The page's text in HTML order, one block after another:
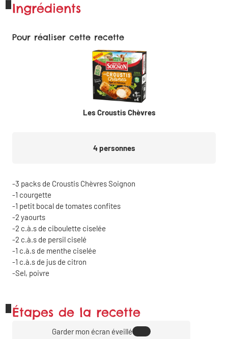
Ingrédients
Pour réaliser cette recette
Les Croustis Chèvres
4personnes
3 packs de Croustis Chèvres Soignon
1 courgette
1 petit bocal de tomates confites
2 yaourts
2 c.à.s de ciboulette ciselée
2 c.à.s de persil ciselé
1 c.à.s de menthe ciselée
1 c.à.s de jus de citron
Sel, poivre
Étapes de la recette
Garder mon écran éveillé